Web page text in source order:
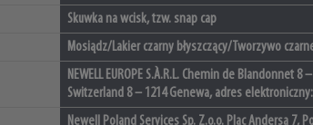
Skuwka na wcisk, tzw. snap cap
Mosiądz/Lakier czarny błyszczący/Tworzywo
NEWELL EUROPE S.À.R.L. Chemin de Blandonnet
Switzerland 8 – 1214 Genewa, adres
Newell Poland Services Sp. Z.o.o. Plac Andersa 7,